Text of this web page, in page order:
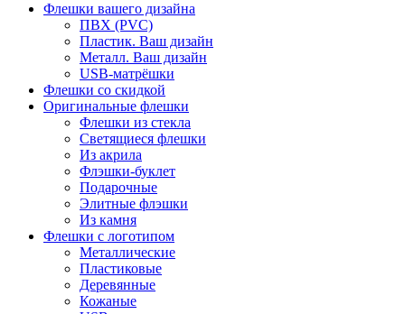
Флешки вашего дизайна
ПВХ (PVC)
Пластик. Ваш дизайн
Металл. Ваш дизайн
USB-матрёшки
Флешки со скидкой
Оригинальные флешки
Флешки из стекла
Светящиеся флешки
Из акрила
Флэшки-буклет
Подарочные
Элитные флэшки
Из камня
Флешки с логотипом
Металлические
Пластиковые
Деревянные
Кожаные